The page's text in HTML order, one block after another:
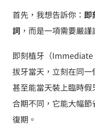
首先，我想告訴你： 即
詞 ，而是一項需要嚴謹
即刻植牙（
拔牙當天，立刻在同
甚至能當天裝上臨時
合期不同，它能大幅
復期。